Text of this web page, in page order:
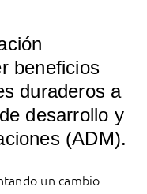
beneficios
duraderos a
desarrollo y
(ADM).
un cambio